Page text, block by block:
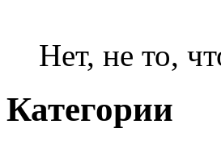
Нет, не то,
Категории